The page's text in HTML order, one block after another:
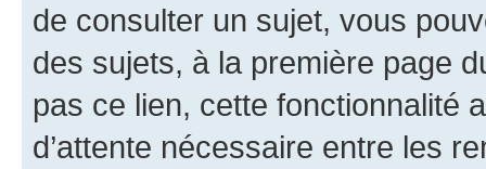
de consulter un sujet, vous
des sujets, à la première page
pas ce lien, cette fonctionnalité
d’attente nécessaire entre les